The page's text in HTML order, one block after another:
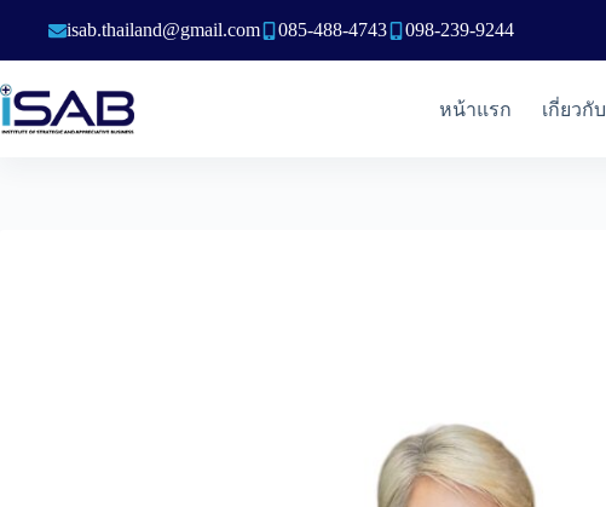
isab.thailand@gmail.com 085-488-4743 098-239-9244
หน้าแรก เกี่ยวกับ